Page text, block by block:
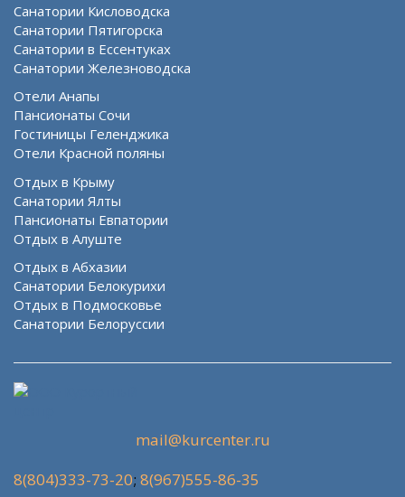
Санатории Кисловодска
Санатории Пятигорска
Санатории в Ессентуках
Санатории Железноводска
Отели Анапы
Пансионаты Сочи
Гостиницы Геленджика
Отели Красной поляны
Отдых в Крыму
Санатории Ялты
Пансионаты Евпатории
Отдых в Алуште
Отдых в Абхазии
Санатории Белокурихи
Отдых в Подмосковье
Санатории Белоруссии
mail@kurcenter.ru
8(804)333-73-20; 8(967)555-86-35